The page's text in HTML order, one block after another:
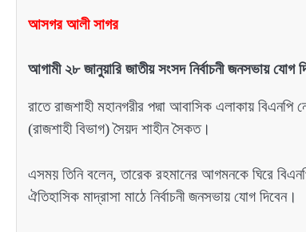
আসগর আলী সাগর
আগামী ২৮ জানুয়ারি জাতীয় সংসদ নির্বাচনী জনসভায়
রাতে রাজশাহী মহানগরীর পদ্মা আবাসিক এলাকায়
(রাজশাহী বিভাগ) সৈয়দ শাহীন সৈকত।
এসময় তিনি বলেন, তারেক রহমানের আগমনকে ঘিরে
ঐতিহাসিক মাদ্রাসা মাঠে নির্বাচনী জনসভায় যোগ দিবেন।